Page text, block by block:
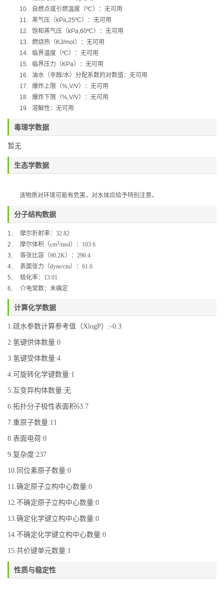
10.
自燃点或引燃温度（ºC）：无可用
11.
蒸气压（ kPa,25ºC）：无可用
12. 饱和蒸气压（ kPa,60ºC）：无可用
13. 燃烧热（ KJ/mol ）：无可用
14.
临界温度（ºC）：无可用
15.
临界压力（ KPa）：无可用
16. 油水（辛醇/水）分配系数的对数值：无可用
17. 爆炸上限（%,V/V）：无可用
18. 爆炸下限（%,V/V）：无可用
19. 溶解性：无可用
毒理学数据
暂无
生态学数据
该物质对环境可能有危害，对水体应给予特别注意。
分子结构数据
1、 摩尔折射率： 32.82
2、
摩尔体积（cm3/mol）： 103.6
3、
等张比容（90.2K）： 290.4
4、
表面张力（dyne/cm）： 61.6
5、
极化率： 13.01
6、
介电常数：未确定
计算化学数据
1.疏水参数计算参考值（XlogP）:-0.3
2.氢键供体数量:0
3.氢键受体数量:4
4.可旋转化学键数量:1
5.互变异构体数量:无
6.拓扑分子极性表面积63.7
7.重原子数量:11
8.表面电荷:0
9.复杂度:237
10.同位素原子数量:0
11.确定原子立构中心数量:0
12.不确定原子立构中心数量:0
13.确定化学键立构中心数量:0
14.不确定化学键立构中心数量:0
15.共价键单元数量:1
性质与稳定性